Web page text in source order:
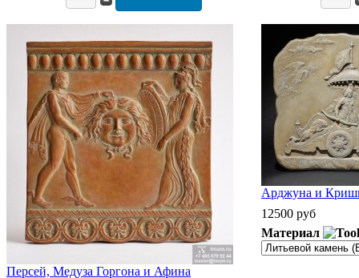
Персей, Медуза Горгона и Афина
Арджуна и
12500 руб
Материал